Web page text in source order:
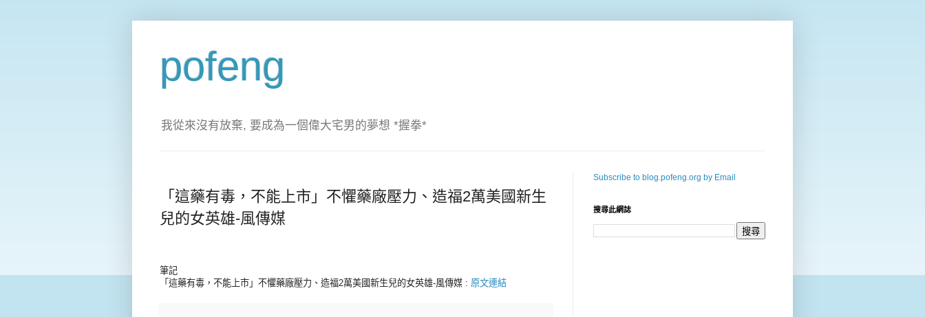
pofeng
我從來沒有放棄, 要成為一個偉大宅男的夢想 *握拳*
「這藥有毒，不能上市」不懼藥廠壓力、造福2萬美國新生
兒的女英雄-風傳媒
筆記
「這藥有毒，不能上市」不懼藥廠壓力、造福2萬美國新生兒的女英雄-風傳媒 : 原文連結
Subscribe to blog.pofeng.org by Email
搜尋此網誌